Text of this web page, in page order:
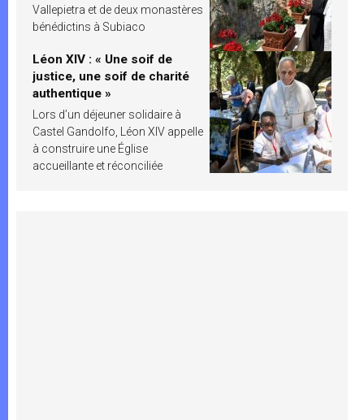
Vallepietra et de deux monastères
bénédictins à Subiaco
Léon XIV : « Une soif de
justice, une soif de charité
authentique »
Lors d’un déjeuner solidaire à
Castel Gandolfo, Léon XIV appelle
à construire une Église
accueillante et réconciliée